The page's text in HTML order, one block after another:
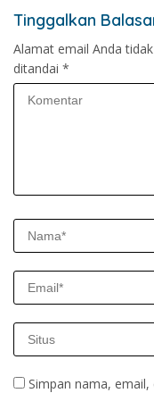
Tinggalkan
Alamat email Anda
ditandai *
Simpan nama,